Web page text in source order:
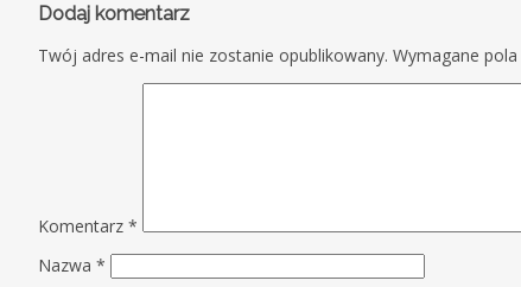
Dodaj komentarz
Twój adres e-mail nie zostanie opublikowany. Wymagane
Komentarz*
Nazwa*